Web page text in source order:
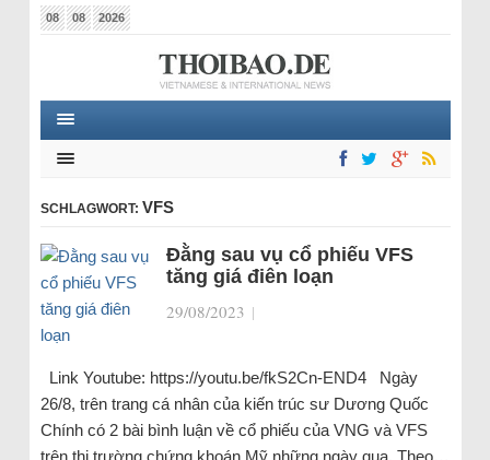
08 08 2026
SCHLAGWORT: VFS
Đằng sau vụ cổ phiếu VFS
tăng giá điên loạn
29/08/2023 |
Link Youtube: https://youtu.be/fkS2Cn-END4 Ngày
26/8, trên trang cá nhân của kiến trúc sư Dương Quốc
Chính có 2 bài bình luận về cổ phiếu của VNG và VFS
trên thị trường chứng khoán Mỹ những ngày qua. Theo…